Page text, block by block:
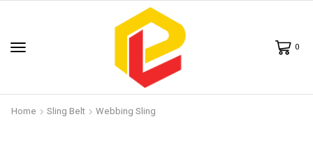
0
Home Sling Belt Webbing Sling